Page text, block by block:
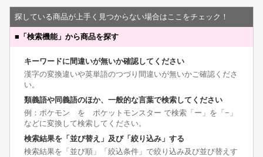
探している商品が上手く見つからない場合はここをチェック！
■ 「検索機能」から商品を探す
キーワードに間違いが無いか確認してください
漢字の変換違いや英単語のつづり間違いが無いかご確認くださ
い。
類義語や同義語のほか、一般的な言葉で検索してください
例：ポケモン を ポケットモンスター で検索「ー」を「−」
などに変換して検索してください。
検索結果を「並び替え」及び「絞り込み」する
検索結果を「並び順」「絞込条件」で絞り込み及び並び替えす